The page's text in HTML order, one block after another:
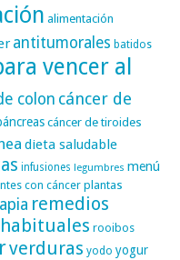
alimentación
antitumorales batidos
vencer al
colon cáncer de
cáncer de tiroides
dieta saludable
infusiones legumbres menú
con cáncer plantas
remedios
rooibos
verduras yodo yogur